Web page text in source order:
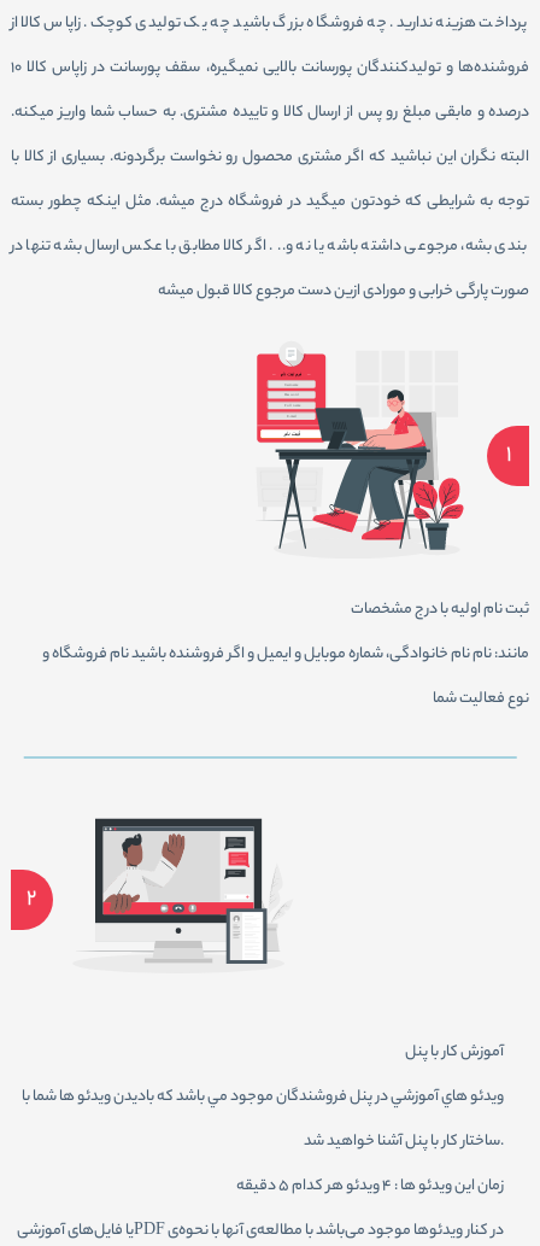
پرداخت هزینه ندارید. چه فروشگاه بزرگ باشید چه یک تولیدی کوچک. زاپاس کالا از
فروشنده‌‌ها و تولیدکنندگان پورسانت بالایی نمیگیره، سقف پورسانت در زاپاس کالا ۱۰
درصده و مابقی مبلغ رو پس از ارسال کالا و تاییده مشتری. به حساب شما واریز میکنه.
البته نگران این نباشید که اگر مشتری محصول رو نخواست برگردونه. بسیاری از کالا با
توجه به شرایطی که خودتون میگید در فروشگاه درج میشه. مثل اینکه چطور بسته
بندی بشه، مرجوعی داشته باشه یا نه و.. . اگر کالا مطابق با عکس ارسال بشه تنها در
صورت پارگی خرابی و مورادی ازین دست مرجوع کالا قبول میشه
1
ثبت نام اوليه با درج مشخصات
مانند: نام نام خانوادگی، شماره موبایل و ایمیل و اگر فروشنده باشید نام فروشگاه و
نوع فعالیت شما
2
آموزش كار با پنل
ويدئو هاي آموزشي در پنل فروشندگان موجود مي باشد كه باديدن ويدئو ها شما با
ساختار كار با پنل آشنا خواهيد شد.
زمان اين ويدئو ها : ۴ ويدئو هر كدام 5 دقيقه
يا فايل‌های آموزشیPDF در كنار ويدئو‌ها موجود می‌باشد با مطالعه‌ی آنها با نحوه‌ی